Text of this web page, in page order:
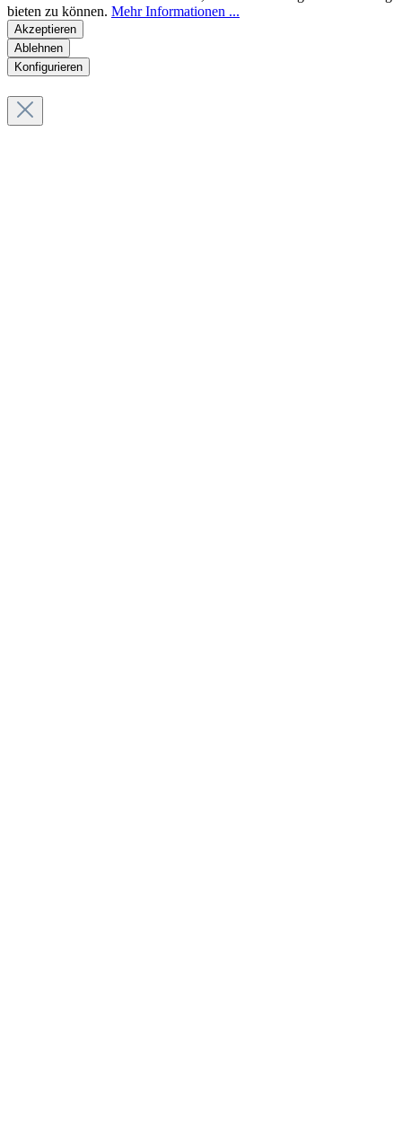
bieten zu können. Mehr Informationen ...
Akzeptieren
Ablehnen
Konfigurieren